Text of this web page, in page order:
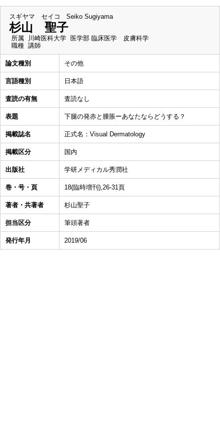
スギヤマ セイコ Seiko Sugiyama
杉山 聖子
所属
川崎医科大学 医学部 臨床医学 皮膚科学
職種 講師
論文種別 その他
言語種別 日本語
査読の有無 査読なし
表題 下腿の発赤と腫脹ーあなたならどうする？
掲載誌名 正式名：Visual Dermatology
掲載区分 国内
出版社 学研メディカル秀潤社
巻・号・頁 18(臨時増刊),26-31頁
著者・共著者 杉山聖子
担当区分 筆頭著者
発行年月 2019/06